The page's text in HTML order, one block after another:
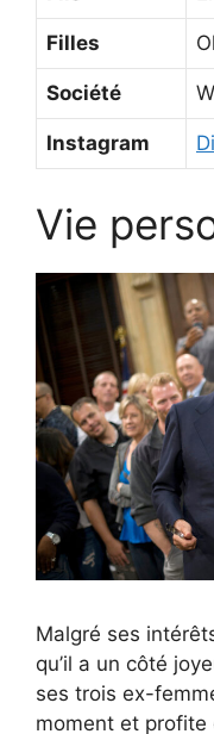
Filles
Société
Instagram
Vie
Malgré ses
qu’il a un côté
ses trois ex-
moment et profite